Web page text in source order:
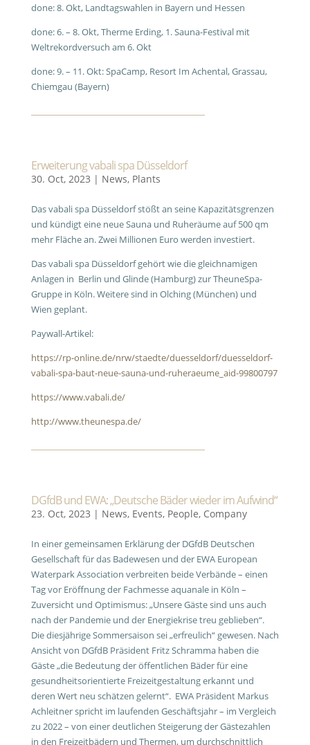
done: 8. Okt, Landtagswahlen in Bayern und Hessen
done: 6. – 8. Okt, Therme Erding, 1. Sauna-Festival mit
Weltrekordversuch am 6. Okt
done: 9. – 11. Okt: SpaCamp, Resort Im Achental, Grassau,
Chiemgau (Bayern)
Erweiterung vabali spa Düsseldorf
30. Oct, 2023 | News, Plants
Das vabali spa Düsseldorf stößt an seine Kapazitätsgrenzen
und kündigt eine neue Sauna und Ruheräume auf 500 qm
mehr Fläche an. Zwei Millionen Euro werden investiert.
Das vabali spa Düsseldorf gehört wie die gleichnamigen
Anlagen in Berlin und Glinde (Hamburg) zur TheuneSpa-
Gruppe in Köln. Weitere sind in Olching (München) und
Wien geplant.
Paywall-Artikel:
https://rp-online.de/nrw/staedte/duesseldorf/duesseldorf-
vabali-spa-baut-neue-sauna-und-ruheraeume_aid-99800797
https://www.vabali.de/
http://www.theunespa.de/
DGfdB und EWA: „Deutsche Bäder wieder im Aufwind“
23. Oct, 2023 | News, Events, People, Company
In einer gemeinsamen Erklärung der DGfdB Deutschen
Gesellschaft für das Badewesen und der EWA European
Waterpark Association verbreiten beide Verbände – einen
Tag vor Eröffnung der Fachmesse aquanale in Köln –
Zuversicht und Optimismus: „Unsere Gäste sind uns auch
nach der Pandemie und der Energiekrise treu geblieben“.
Die diesjährige Sommersaison sei „erfreulich“ gewesen. Nach
Ansicht von DGfdB Präsident Fritz Schramma haben die
Gäste „die Bedeutung der öffentlichen Bäder für eine
gesundheitsorientierte Freizeitgestaltung erkannt und
deren Wert neu schätzen gelernt“. EWA Präsident Markus
Achleitner spricht im laufenden Geschäftsjahr – im Vergleich
zu 2022 – von einer deutlichen Steigerung der Gästezahlen
in den Freizeitbädern und Thermen, um durchschnittlich